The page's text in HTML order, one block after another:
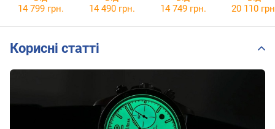
14 799 грн.
14 490 грн.
14 749 грн.
20 110
Корисні статті